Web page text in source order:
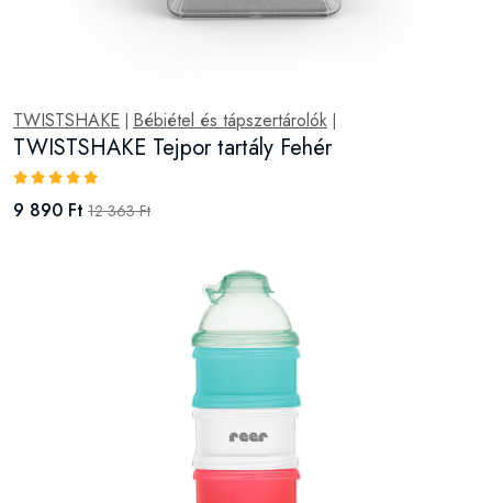
TWISTSHAKE Bébiétel és tápszertárolók
TWISTSHAKE Tejpor tartály Fehér
9 890 Ft 12 363 Ft